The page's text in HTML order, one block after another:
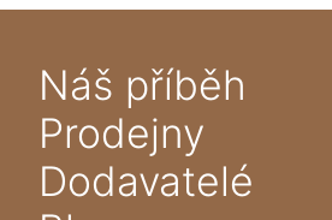
Náš příběh
Prodejny
Dodavatelé